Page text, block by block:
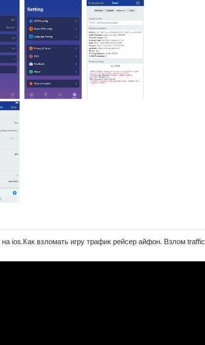
ios.Как взломать игру трафик рейсер айфон. Взлом traffic